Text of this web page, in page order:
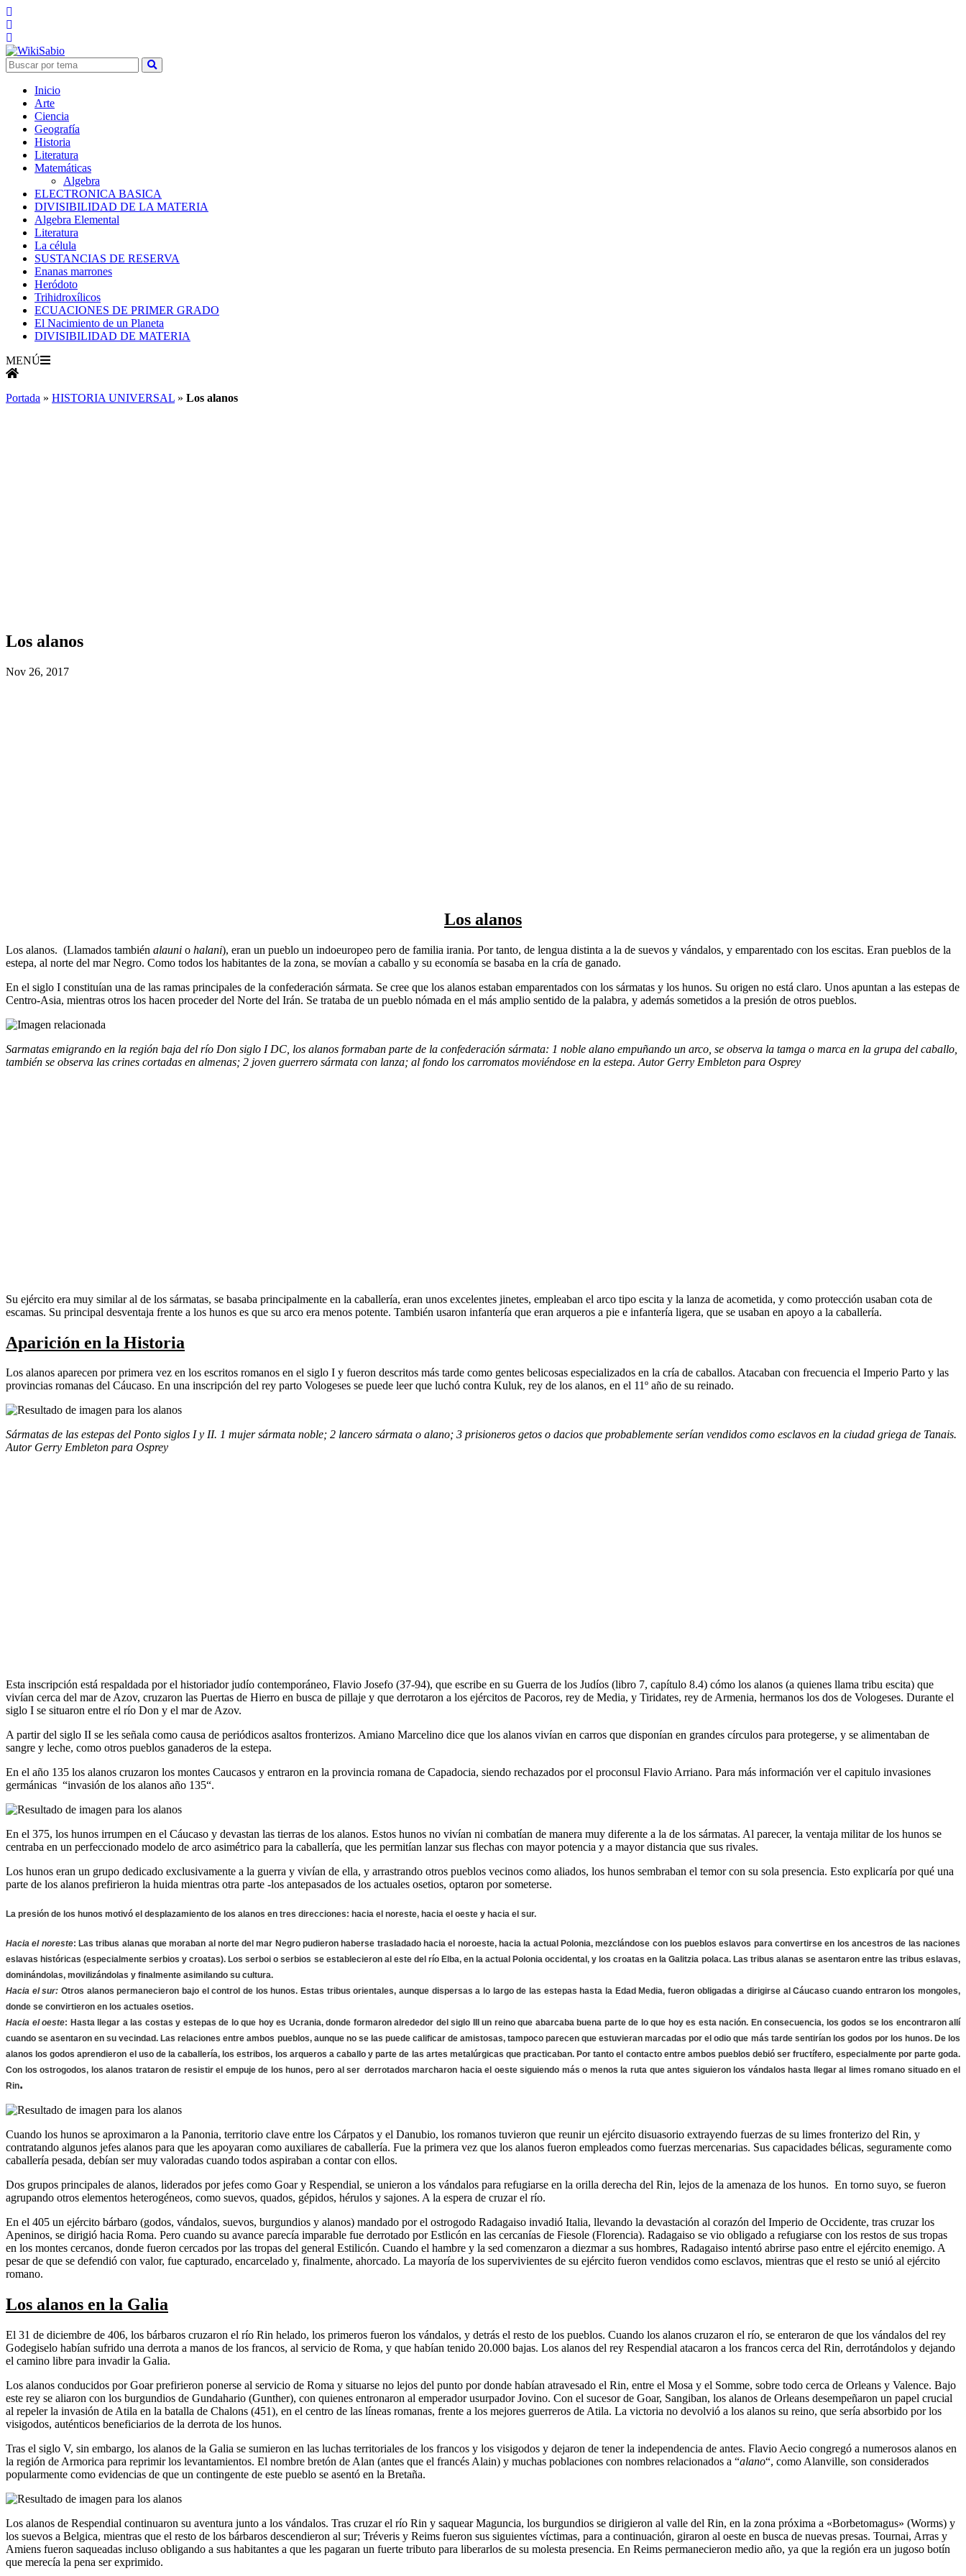
Inicio
Arte
Ciencia
Geografía
Historia
Literatura
Matemáticas
Algebra
ELECTRONICA BASICA
DIVISIBILIDAD DE LA MATERIA
Algebra Elemental
Literatura
La célula
SUSTANCIAS DE RESERVA
Enanas marrones
Heródoto
Trihidroxílicos
ECUACIONES DE PRIMER GRADO
El Nacimiento de un Planeta
DIVISIBILIDAD DE MATERIA
MENÚ
Portada » HISTORIA UNIVERSAL » Los alanos
Los alanos
Nov 26, 2017
Los alanos
Los alanos. (Llamados también alauni o halani), eran un pueblo un indoeuropeo pero de familia irania. Por tanto, de lengua distinta a la de suevos y vándalos, y emparentado con los escitas. Eran pueblos de la
estepa, al norte del mar Negro. Como todos los habitantes de la zona, se movían a caballo y su economía se basaba en la cría de ganado.
En el siglo I constituían una de las ramas principales de la confederación sármata. Se cree que los alanos estaban emparentados con los sármatas y los hunos. Su origen no está claro. Unos apuntan a las estepas de
Centro-Asia, mientras otros los hacen proceder del Norte del Irán. Se trataba de un pueblo nómada en el más amplio sentido de la palabra, y además sometidos a la presión de otros pueblos.
Sarmatas emigrando en la región baja del río Don siglo I DC, los alanos formaban parte de la confederación sármata: 1 noble alano empuñando un arco, se observa la tamga o marca en la grupa del caballo,
también se observa las crines cortadas en almenas; 2 joven guerrero sármata con lanza; al fondo los carromatos moviéndose en la estepa. Autor Gerry Embleton para Osprey
Su ejército era muy similar al de los sármatas, se basaba principalmente en la caballería, eran unos excelentes jinetes, empleaban el arco tipo escita y la lanza de acometida, y como protección usaban cota de
escamas. Su principal desventaja frente a los hunos es que su arco era menos potente. También usaron infantería que eran arqueros a pie e infantería ligera, que se usaban en apoyo a la caballería.
Aparición en la Historia
Los alanos aparecen por primera vez en los escritos romanos en el siglo I y fueron descritos más tarde como gentes belicosas especializados en la cría de caballos. Atacaban con frecuencia el Imperio Parto y las
provincias romanas del Cáucaso. En una inscripción del rey parto Vologeses se puede leer que luchó contra Kuluk, rey de los alanos, en el 11º año de su reinado.
Sármatas de las estepas del Ponto siglos I y II. 1 mujer sármata noble; 2 lancero sármata o alano; 3 prisioneros getos o dacios que probablemente serían vendidos como esclavos en la ciudad griega de Tanais.
Autor Gerry Embleton para Osprey
Esta inscripción está respaldada por el historiador judío contemporáneo, Flavio Josefo (37-94), que escribe en su Guerra de los Judíos (libro 7, capítulo 8.4) cómo los alanos (a quienes llama tribu escita) que
vivían cerca del mar de Azov, cruzaron las Puertas de Hierro en busca de pillaje y que derrotaron a los ejércitos de Pacoros, rey de Media, y Tiridates, rey de Armenia, hermanos los dos de Vologeses. Durante el
siglo I se situaron entre el río Don y el mar de Azov.
A partir del siglo II se les señala como causa de periódicos asaltos fronterizos. Amiano Marcelino dice que los alanos vivían en carros que disponían en grandes círculos para protegerse, y se alimentaban de
sangre y leche, como otros pueblos ganaderos de la estepa.
En el año 135 los alanos cruzaron los montes Caucasos y entraron en la provincia romana de Capadocia, siendo rechazados por el proconsul Flavio Arriano. Para más información ver el capitulo invasiones
germánicas “invasión de los alanos año 135“.
En el 375, los hunos irrumpen en el Cáucaso y devastan las tierras de los alanos. Estos hunos no vivían ni combatían de manera muy diferente a la de los sármatas. Al parecer, la ventaja militar de los hunos se
centraba en un perfeccionado modelo de arco asimétrico para la caballería, que les permitían lanzar sus flechas con mayor potencia y a mayor distancia que sus rivales.
Los hunos eran un grupo dedicado exclusivamente a la guerra y vivían de ella, y arrastrando otros pueblos vecinos como aliados, los hunos sembraban el temor con su sola presencia. Esto explicaría por qué una
parte de los alanos prefirieron la huida mientras otra parte -los antepasados de los actuales osetios, optaron por someterse.
La presión de los hunos motivó el desplazamiento de los alanos en tres direcciones: hacia el noreste, hacia el oeste y hacia el sur.
Hacia el noreste: Las tribus alanas que moraban al norte del mar Negro pudieron haberse trasladado hacia el noroeste, hacia la actual Polonia, mezclándose con los pueblos eslavos para convertirse en los ancestros de las naciones
eslavas históricas (especialmente serbios y croatas). Los serboi o serbios se establecieron al este del río Elba, en la actual Polonia occidental, y los croatas en la Galitzia polaca. Las tribus alanas se asentaron entre las tribus eslavas,
dominándolas, movilizándolas y finalmente asimilando su cultura.
Hacia el sur: Otros alanos permanecieron bajo el control de los hunos. Estas tribus orientales, aunque dispersas a lo largo de las estepas hasta la Edad Media, fueron obligadas a dirigirse al Cáucaso cuando entraron los mongoles,
donde se convirtieron en los actuales osetios.
Hacia el oeste: Hasta llegar a las costas y estepas de lo que hoy es Ucrania, donde formaron alrededor del siglo III un reino que abarcaba buena parte de lo que hoy es esta nación. En consecuencia, los godos se los encontraron allí
cuando se asentaron en su vecindad. Las relaciones entre ambos pueblos, aunque no se las puede calificar de amistosas, tampoco parecen que estuvieran marcadas por el odio que más tarde sentirían los godos por los hunos. De los
alanos los godos aprendieron el uso de la caballería, los estribos, los arqueros a caballo y parte de las artes metalúrgicas que practicaban. Por tanto el contacto entre ambos pueblos debió ser fructífero, especialmente por parte goda.
Con los ostrogodos, los alanos trataron de resistir el empuje de los hunos, pero al ser derrotados marcharon hacia el oeste siguiendo más o menos la ruta que antes siguieron los vándalos hasta llegar al limes romano situado en el
Rin.
Cuando los hunos se aproximaron a la Panonia, territorio clave entre los Cárpatos y el Danubio, los romanos tuvieron que reunir un ejército disuasorio extrayendo fuerzas de su limes fronterizo del Rin, y
contratando algunos jefes alanos para que les apoyaran como auxiliares de caballería. Fue la primera vez que los alanos fueron empleados como fuerzas mercenarias. Sus capacidades bélicas, seguramente como
caballería pesada, debían ser muy valoradas cuando todos aspiraban a contar con ellos.
Dos grupos principales de alanos, liderados por jefes como Goar y Respendial, se unieron a los vándalos para refugiarse en la orilla derecha del Rin, lejos de la amenaza de los hunos. En torno suyo, se fueron
agrupando otros elementos heterogéneos, como suevos, quados, gépidos, hérulos y sajones. A la espera de cruzar el río.
En el 405 un ejército bárbaro (godos, vándalos, suevos, burgundios y alanos) mandado por el ostrogodo Radagaiso invadió Italia, llevando la devastación al corazón del Imperio de Occidente, tras cruzar los
Apeninos, se dirigió hacia Roma. Pero cuando su avance parecía imparable fue derrotado por Estlicón en las cercanías de Fiesole (Florencia). Radagaiso se vio obligado a refugiarse con los restos de sus tropas
en los montes cercanos, donde fueron cercados por las tropas del general Estilicón. Cuando el hambre y la sed comenzaron a diezmar a sus hombres, Radagaiso intentó abrirse paso entre el ejército enemigo. A
pesar de que se defendió con valor, fue capturado, encarcelado y, finalmente, ahorcado. La mayoría de los supervivientes de su ejército fueron vendidos como esclavos, mientras que el resto se unió al ejército
romano.
Los alanos en la Galia
El 31 de diciembre de 406, los bárbaros cruzaron el río Rin helado, los primeros fueron los vándalos, y detrás el resto de los pueblos. Cuando los alanos cruzaron el río, se enteraron de que los vándalos del rey
Godegiselo habían sufrido una derrota a manos de los francos, al servicio de Roma, y que habían tenido 20.000 bajas. Los alanos del rey Respendial atacaron a los francos cerca del Rin, derrotándolos y dejando
el camino libre para invadir la Galia.
Los alanos conducidos por Goar prefirieron ponerse al servicio de Roma y situarse no lejos del punto por donde habían atravesado el Rin, entre el Mosa y el Somme, sobre todo cerca de Orleans y Valence. Bajo
este rey se aliaron con los burgundios de Gundahario (Gunther), con quienes entronaron al emperador usurpador Jovino. Con el sucesor de Goar, Sangiban, los alanos de Orleans desempeñaron un papel crucial
al repeler la invasión de Atila en la batalla de Chalons (451), en el centro de las líneas romanas, frente a los mejores guerreros de Atila. La victoria no devolvió a los alanos su reino, que sería absorbido por los
visigodos, auténticos beneficiarios de la derrota de los hunos.
Tras el siglo V, sin embargo, los alanos de la Galia se sumieron en las luchas territoriales de los francos y los visigodos y dejaron de tener la independencia de antes. Flavio Aecio congregó a numerosos alanos en
la región de Armorica para reprimir los levantamientos. El nombre bretón de Alan (antes que el francés Alain) y muchas poblaciones con nombres relacionados a “alano“, como Alanville, son considerados
popularmente como evidencias de que un contingente de este pueblo se asentó en la Bretaña.
Los alanos de Respendial continuaron su aventura junto a los vándalos. Tras cruzar el río Rin y saquear Maguncia, los burgundios se dirigieron al valle del Rin, en la zona próxima a «Borbetomagus» (Worms) y
los suevos a Belgica, mientras que el resto de los bárbaros descendieron al sur; Tréveris y Reims fueron sus siguientes víctimas, para a continuación, giraron al oeste en busca de nuevas presas. Tournai, Arras y
Amiens fueron saqueadas incluso obligando a sus habitantes a que les pagaran un fuerte tributo para liberarlos de su molesta presencia. En Reims permanecieron medio año, ya que la región era un jugoso botín
que merecía la pena ser exprimido.